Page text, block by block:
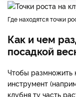
где находятся точки
Как и чем
посадкой
Чтобы размножить
инструмент
клубня ту часть